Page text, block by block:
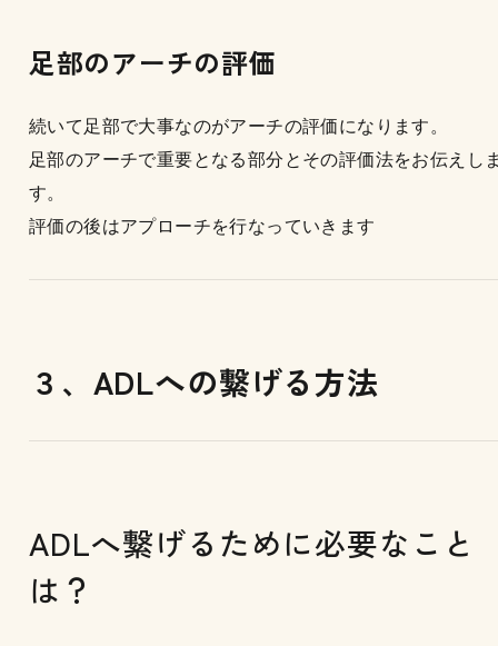
足部のアーチの評価
続いて足部で大事なのがアーチの評価になります。
足部のアーチで重要となる部分とその評価法をお伝えし
す。
評価の後はアプローチを行なっていきます
３、ADLへの繋げる方法
ADLへ繋げるために必要なこと
は？